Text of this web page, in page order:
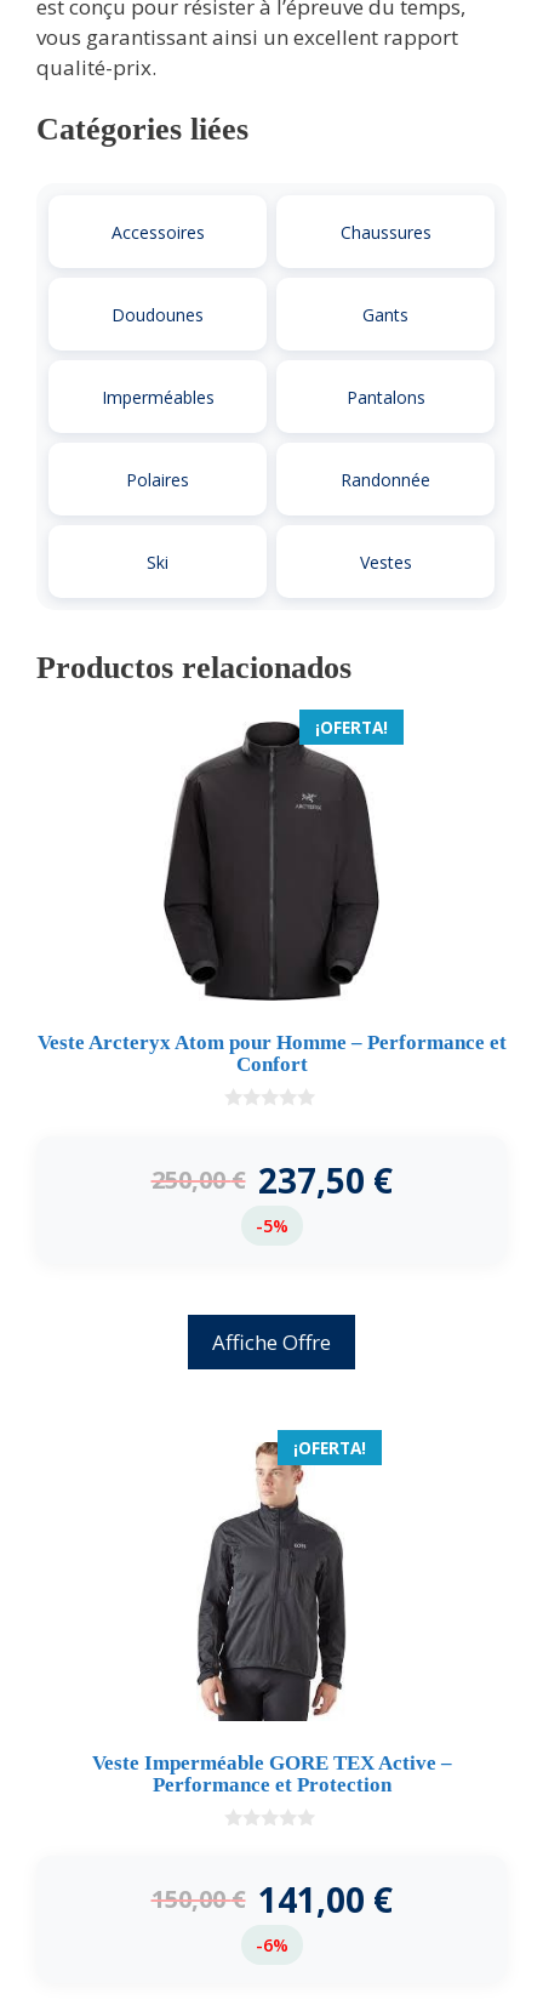
est conçu pour résister à l’épreuve du temps,
vous garantissant ainsi un excellent rapport
qualité-prix.
Catégories liées
Accessoires Chaussures
Doudounes Gants
Imperméables Pantalons
Polaires Randonnée
Ski Vestes
Productos relacionados
¡OFERTA!
Veste Arcteryx Atom pour Homme – Performance et
Confort
5
250,00€ 237,50 €
-5%
Affiche Offre
¡OFERTA!
Veste Imperméable GORE TEX Active –
Performance et Protection
5
150,00€ 141,00 €
-6%